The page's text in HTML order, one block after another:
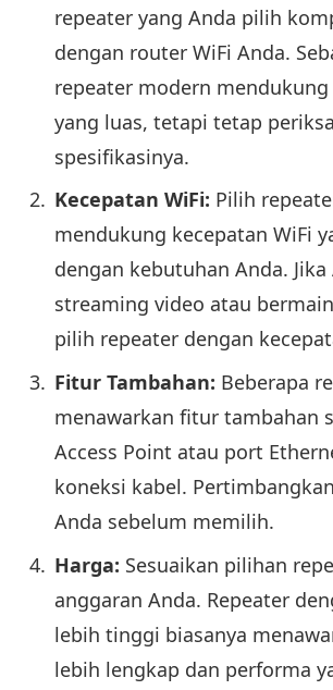
repeater yang Anda pilih
dengan router WiFi Anda.
repeater modern mendukung
yang luas, tetapi tetap periksa
spesifikasinya.
Kecepatan WiFi: Pilih
mendukung kecepatan WiFi
dengan kebutuhan Anda.
streaming video atau
pilih repeater dengan
Fitur Tambahan: Beberapa
menawarkan fitur tambahan
Access Point atau port
koneksi kabel.
Anda sebelum memilih.
Harga: Sesuaikan pilihan
anggaran Anda. Repeater
lebih tinggi biasanya
lebih lengkap dan performa